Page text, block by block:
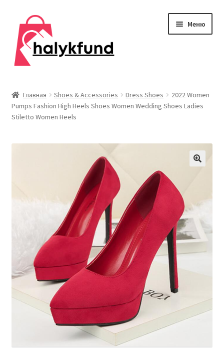
Перейти
навигации
Перейти
содержимому
Меню
меню
Главная
меню
Публикации
Главная Shoes & Accessories Dress Shoes
2022 Women
Pumps Fashion High Heels Shoes Women Wedding Shoes Ladies
Stiletto Women Heels